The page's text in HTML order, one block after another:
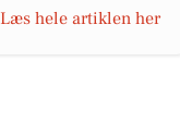
Læs hele artiklen her